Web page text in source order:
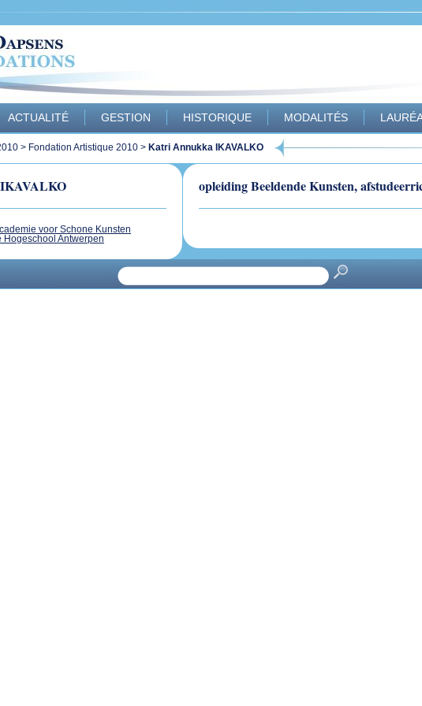
ACTUALITÉ GESTION HISTORIQUE MODALITÉS
> Fondation Artistique 2010 > Katri Annukka IKAVALKO
voor Schone Kunsten
Hogeschool Antwerpen
opleiding Beeldende Kunsten,